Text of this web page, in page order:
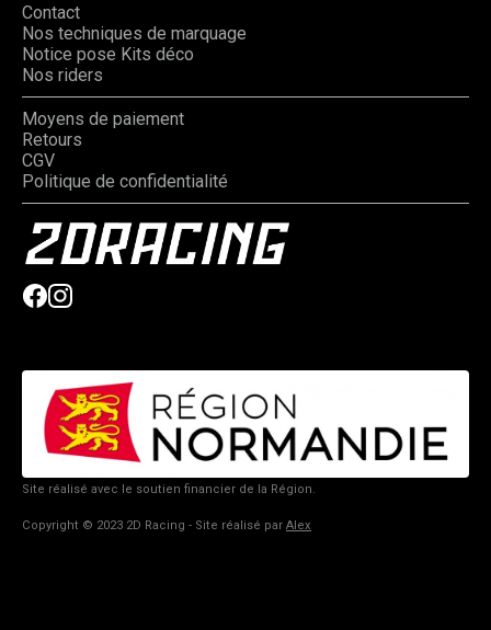
Contact
Nos techniques de marquage
Notice pose Kits déco
Nos riders
Moyens de paiement
Retours
CGV
Politique de confidentialité
Site réalisé avec le soutien financier de la Région.
Copyright © 2023 2D Racing - Site réalisé par Alex